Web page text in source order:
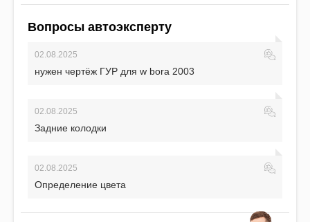
Вопросы автоэксперту
02.08.2025
нужен чертёж ГУР для w bora 2003
02.08.2025
Задние колодки
02.08.2025
Определение цвета